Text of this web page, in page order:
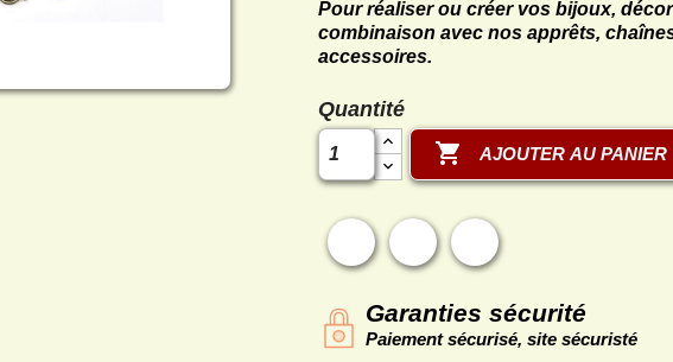
Pour réaliser ou créer vos bijoux,
combinaison avec nos apprêts,
accessoires.
Quantité
 AJOUTER AU PANIER
PartagerTweet Pinterest
Garanties sécurité
Paiement sécurisé, site sécuristé